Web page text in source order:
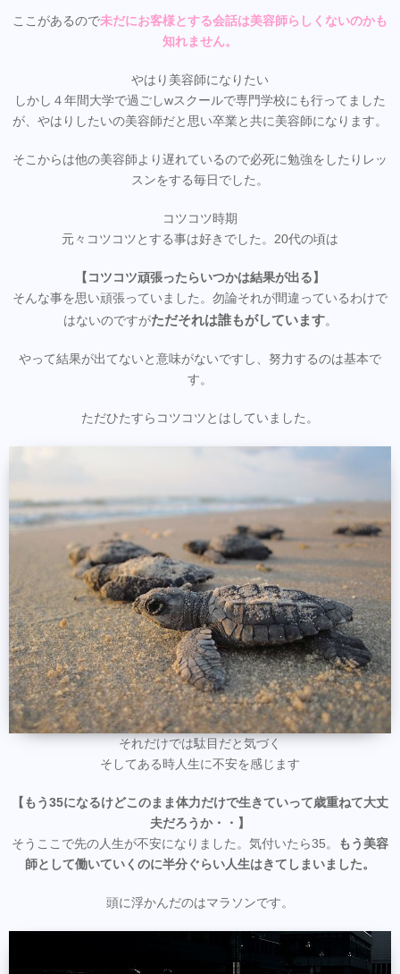
ここがあるので未だにお客様とする会話は美容師らしくないのかも
知れません。
やはり美容師になりたい
しかし４年間大学で過ごしwスクールで専門学校にも行ってました
が、やはりしたいの美容師だと思い卒業と共に美容師になります。
そこからは他の美容師より遅れているので必死に勉強をしたりレッ
スンをする毎日でした。
コツコツ時期
元々コツコツとする事は好きでした。20代の頃は
【コツコツ頑張ったらいつかは結果が出る】
そんな事を思い頑張っていました。勿論それが間違っているわけで
はないのですがただそれは誰もがしています。
やって結果が出てないと意味がないですし、努力するのは基本で
す。
ただひたすらコツコツとはしていました。
それだけでは駄目だと気づく
そしてある時人生に不安を感じます
【もう35になるけどこのまま体力だけで生きていって歳重ねて大丈
夫だろうか・・】
そうここで先の人生が不安になりました。気付いたら35。
もう美容
師として働いていくのに半分ぐらい人生はきてしまいました。
頭に浮かんだのはマラソンです。